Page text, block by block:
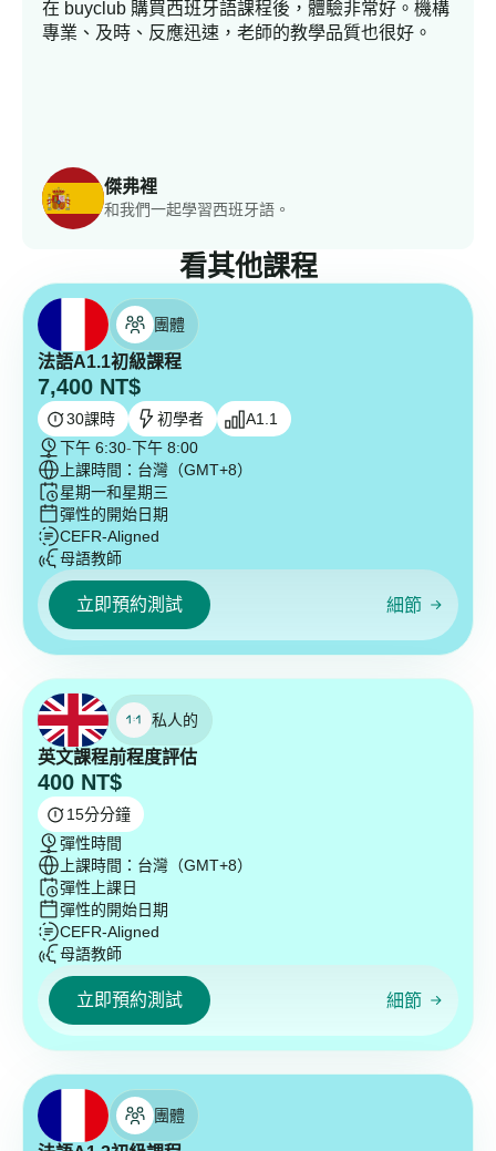
傑弗裡
和我們一起學習西班牙語。
在 buyclub 購買西班牙語課程後，體驗非常好。機構
專業、及時、反應迅速，老師的教學品質也很好。
看其他課程
團體
法語A1.1初級課程
7,400 NT$
30課時 初學者
A1.1
下午 6:30-下午 8:00
上課時間：台灣（GMT+8）
星期一和星期三
彈性的開始日期
CEFR-Aligned
母語教師
立即預約測試 細節
私人的
英文課程前程度評估
400 NT$
15分分鐘
彈性時間
上課時間：台灣（GMT+8）
彈性上課日
彈性的開始日期
CEFR-Aligned
母語教師
立即預約測試 細節
團體